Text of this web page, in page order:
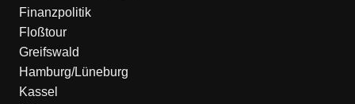
Finanzpolitik
Floßtour
Greifswald
Hamburg/Lüneburg
Kassel